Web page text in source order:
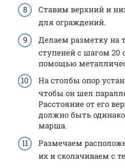
Ставим верхний и
для ограждений.
Делаем разметку на
ступеней с шагом 20
помощью
На столбы опор
чтобы он шел
Расстояние от его
должно быть
марша.
Размечаем
их и сколачиваем с